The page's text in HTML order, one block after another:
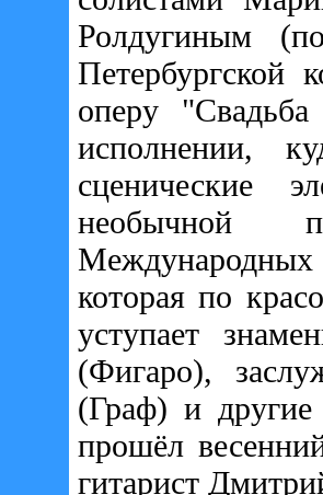
Ролдугиным
Петербургской
оперу
исполнении,
сценические
необычной
которая по
уступает
(Фигаро),
(Граф) и
прошёл
гитарист